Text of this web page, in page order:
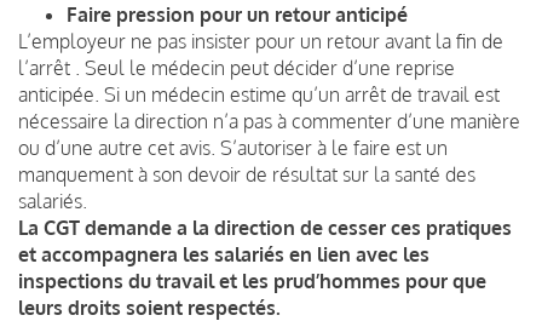
Faire pression pour un retour anticipé
L’employeur ne pas insister pour un retour avant la fin de
l’arrêt . Seul le médecin peut décider d’une reprise
anticipée. Si un médecin estime qu’un arrêt de travail est
nécessaire la direction n’a pas à commenter d’une manière
ou d’une autre cet avis. S’autoriser à le faire est un
manquement à son devoir de résultat sur la santé des
salariés.
La CGT demande a la direction de cesser ces pratiques
et accompagnera les salariés en lien avec les
inspections du travail et les prud’hommes pour que
leurs droits soient respectés.